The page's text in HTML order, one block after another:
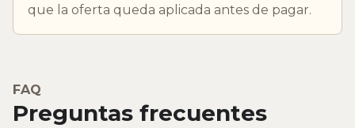
que la oferta queda aplicada antes de pagar.
FAQ
Preguntas frecuentes